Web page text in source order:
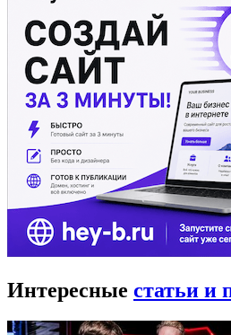
Интересные статьи и